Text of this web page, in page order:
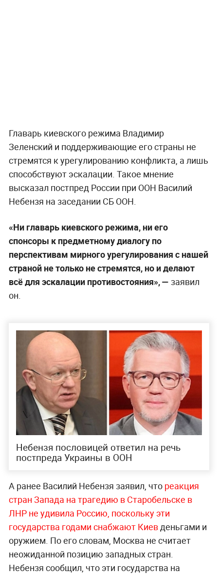
Главарь киевского режима Владимир
Зеленский и поддерживающие его страны не
стремятся к урегулированию конфликта, а лишь
способствуют эскалации. Такое мнение
высказал постпред России при ООН Василий
Небензя на заседании СБ ООН.
«Ни главарь киевского режима, ни его
спонсоры к предметному диалогу по
перспективам мирного урегулирования с нашей
страной не только не стремятся, но и делают
всё для эскалации противостояния», — заявил
он.
Небензя пословицей ответил на речь
постпреда Украины в ООН
А ранее Василий Небензя заявил, что реакция
стран Запада на трагедию в Старобельске в
ЛНР не удивила Россию, поскольку эти
государства годами снабжают Киевденьгами и
оружием. По его словам, Москва не считает
неожиданной позицию западных стран.
Небензя сообщил, что эти государства на